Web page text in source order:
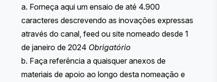
a. Forneça aqui um ensaio de até 4.900
caracteres descrevendo as inovações expressas
através do canal, feed ou site nomeado desde 1
de janeiro de 2024 Obrigatório
b. Faça referência a quaisquer anexos de
materiais de apoio ao longo desta nomeação e